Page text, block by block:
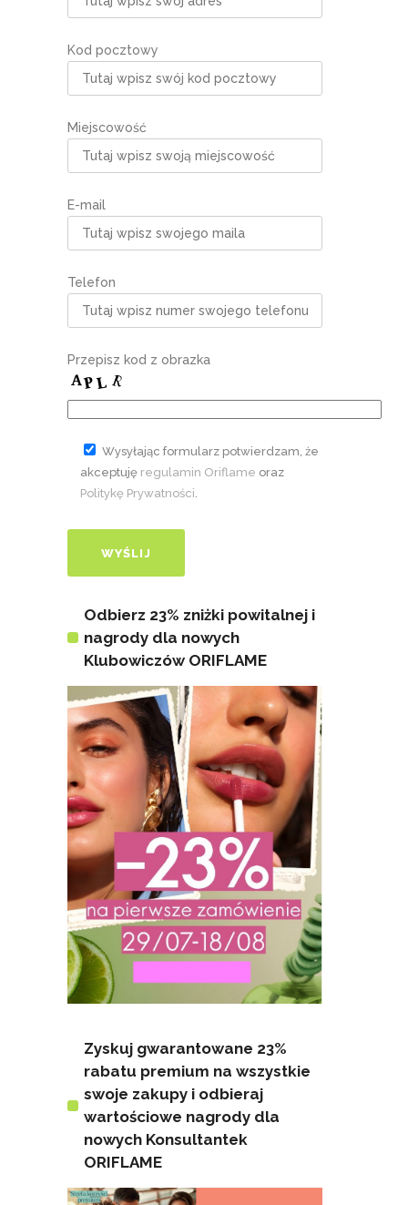
Kod pocztowy
Miejscowość
E-mail
Telefon
Przepisz kod z obrazka
Wysyłając formularz potwierdzam, że
akceptuję regulamin Oriflame oraz
Politykę Prywatności
Odbierz 23% zniżki powitalnej i
nagrody dla nowych
Klubowiczów ORIFLAME
Zyskuj gwarantowane 23%
rabatu premium na wszystkie
swoje zakupy i odbieraj
wartościowe nagrody dla
nowych Konsultantek
ORIFLAME